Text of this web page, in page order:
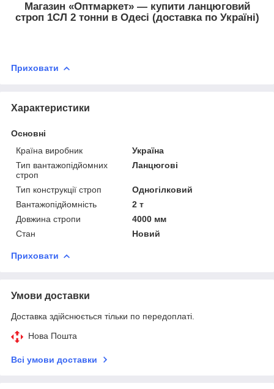
Магазин «Оптмаркет» — купити ланцюговий
строп 1СЛ 2 тонни в Одесі (доставка по Україні)
Приховати
Характеристики
Основні
Країна виробник
Україна
Тип вантажопідйомних
строп
Ланцюгові
Тип конструкції строп
Одногілковий
Вантажопідйомність
2 т
Довжина стропи
4000 мм
Стан
Новий
Приховати
Умови доставки
Доставка здійснюється тільки по передоплаті.
Нова Пошта
Всі умови доставки